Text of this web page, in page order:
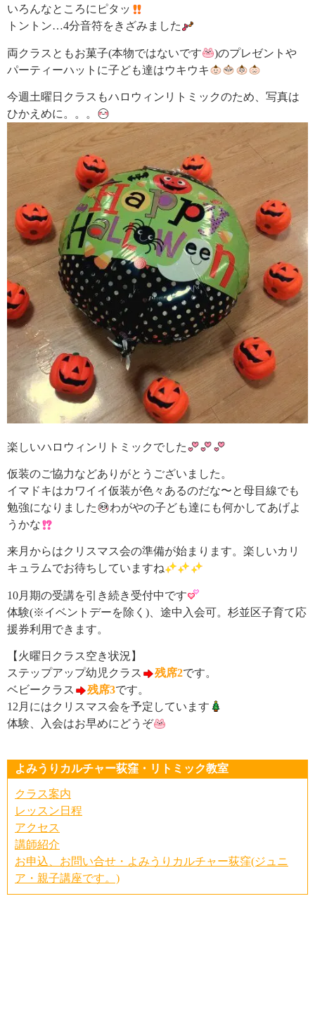
いろんなところにピタッ
トントン…4分音符をきざみました
両クラスともお菓子(本物ではないです
)のプレゼントや
パーティーハットに子ども達はウキウキ
今週土曜日クラスもハロウィンリトミックのため、写真は
ひかえめに。。。
楽しいハロウィンリトミックでした
仮装のご協力などありがとうございました。
イマドキはカワイイ仮装が色々あるのだな〜と母目線でも
勉強になりました
わがやの子ども達にも何かしてあげよ
うかな
来月からはクリスマス会の準備が始まります。楽しいカリ
キュラムでお待ちしていますね
10月期の受講を引き続き受付中です
体験(※イベントデーを除く)、途中入会可。杉並区子育て応
援券利用できます。
【火曜日クラス空き状況】
ステップアップ幼児クラス
残席2です。
ベビークラス
残席3です。
12月にはクリスマス会を予定しています
体験、入会はお早めにどうぞ
よみうりカルチャー荻窪・リトミック教室
クラス案内
レッスン日程
アクセス
講師紹介
お申込、お問い合せ・よみうりカルチャー荻窪(ジュニ
ア・親子講座です。)